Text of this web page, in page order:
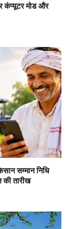
कंप्यूटर मोड और
सम्मान निधि
तारीख